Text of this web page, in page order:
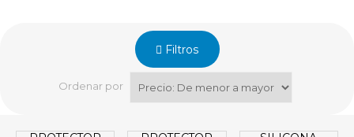
Filtros
Ordenar por